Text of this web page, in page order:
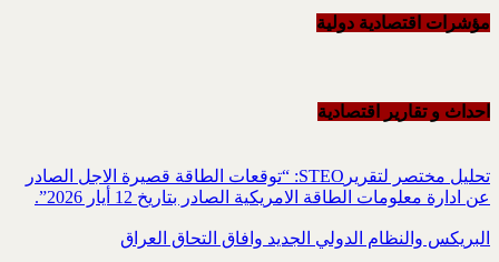
مؤشرات اقتصادية دولية
احداث و تقاریر اقتصادیة
تحليل مختصر لتقريرSTEO‏: “توقعات الطاقة قصيرة الاجل الصادر
عن ادارة معلومات الطاقة الامريكية ‏الصادر بتاريخ 12 أيار 2026”.‏
البريكس والنظام الدولي الجديد وافاق التحاق العراق